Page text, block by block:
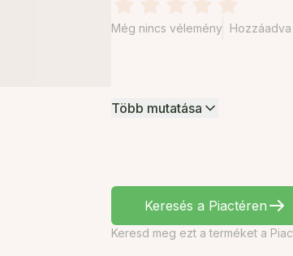
Még nincs vélemény Hozzáadva
Több mutatása
Keresés a Piactéren
Keresd meg ezt a terméket a